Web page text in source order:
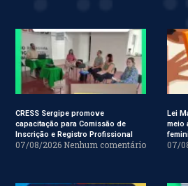
CRESS Sergipe promove
capacitação para Comissão de
Inscrição e Registro Profissional
07/08/2026 Nenhum comentário
Lei
meio
07/